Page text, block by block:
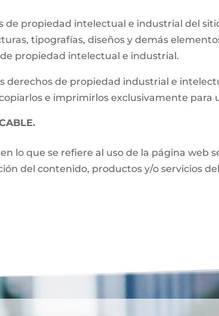
de propiedad intelectual e industrial del
tipografías, diseños y demás
propiedad intelectual e industrial.
derechos de propiedad industrial e
e imprimirlos exclusivamente para
lo que se refiere al uso de la página web
del contenido, productos y/o servicios